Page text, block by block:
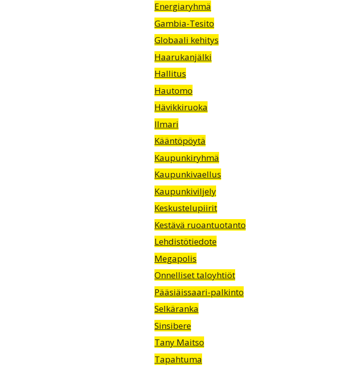
Energiaryhmä
Gambia-Tesito
Globaali kehitys
Haarukanjälki
Hallitus
Hautomo
Hävikkiruoka
Ilmari
Kääntöpöytä
Kaupunkiryhmä
Kaupunkivaellus
Kaupunkiviljely
Keskustelupiirit
Kestävä ruoantuotanto
Lehdistötiedote
Megapolis
Onnelliset taloyhtiöt
Pääsiäissaari-palkinto
Selkäranka
Sinsibere
Tany Maitso
Tapahtuma